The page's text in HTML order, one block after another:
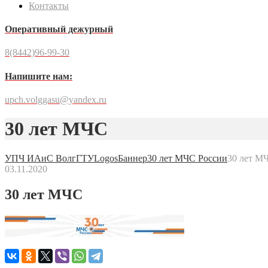
Контакты
Оперативный дежурный
8(8442)96-99-30
Напишите нам:
upch.volggasu@yandex.ru
30 лет МЧС
УПЧ ИАиС ВолгГТУLogosБаннер30 лет МЧС России30 лет
03.11.2020
30 лет МЧС